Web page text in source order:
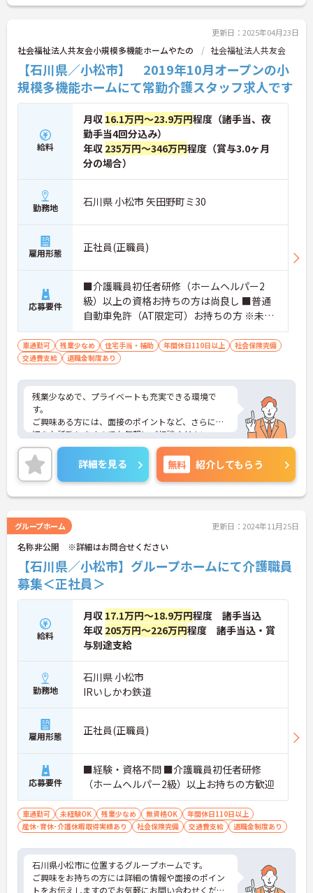
更新日：2025年04月23日
社会福祉法人共友会小規模多機能ホームやたの 社会福祉法人共友会
【石川県／小松市】 2019年10月オープンの小
規模多機能ホームにて常勤介護スタッフ求人です
給料
月収 16.1万円～23.9万円程度（諸手当、夜
勤手当4回分込み）
年収 235万円～346万円程度（賞与3.0ヶ月
分の場合）
勤務地 石川県 小松市 矢田野町ミ30
雇用形態 正社員(正職員)
応募要件
■介護職員初任者研修（ホームヘルパー2
級）以上の資格お持ちの方は尚良し ■普通
自動車免許（AT限定可）お持ちの方 ※未経
験者応相談
車通勤可 残業少なめ 住宅手当・補助 年間休日110日以上
社会保険完備
交通費支給
退職金制度あり
残業少なめで、プライベートも充実できる環境で
す。
ご興味ある方には、面接のポイントなど、さらに詳
細をお話致しますのでお気軽にご相談ください。
詳細を見る 無料 紹介してもらう
グループホーム 更新日：2024年11月25日
名称非公開 ※詳細はお問合せください
【石川県／小松市】グループホームにて介護職員
募集＜正社員＞
給料
月収 17.1万円～18.9万円程度 諸手当込
年収 205万円～226万円程度 諸手当込・賞
与別途支給
勤務地
石川県 小松市
IRいしかわ鉄道
雇用形態 正社員(正職員)
応募要件
■経験・資格不問 ■介護職員初任者研修
（ホームヘルパー2級）以上お持ちの方歓迎
車通勤可 未経験OK 残業少なめ 無資格OK
年間休日110日以上
産休･育休･介護休暇取得実績あり
社会保険完備 交通費支給 退職金制度あり
石川県小松市に位置するグループホームです。
ご興味をお持ちの方には詳細の情報や面接のポイン
トをお伝えしますのでお気軽にお問い合わせくださ